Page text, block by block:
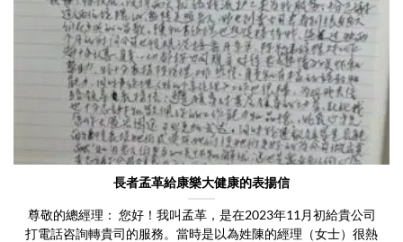
長者孟革給康樂大健康的表揚信
尊敬的總經理： 您好！我叫孟革，是在2023年11月初給貴公司
打電話咨詢轉貴司的服務。當時是以為姓陳的經理（女士）很熱